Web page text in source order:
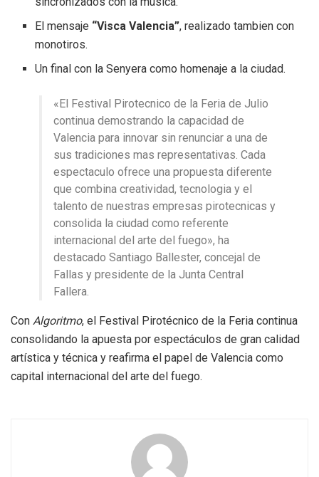
El mensaje “Visca Valencia”, realizado tambien con
monotiros.
Un final con la Senyera como homenaje a la ciudad.
«El Festival Pirotecnico de la Feria de Julio
continua demostrando la capacidad de
Valencia para innovar sin renunciar a una de
sus tradiciones mas representativas. Cada
espectaculo ofrece una propuesta diferente
que combina creatividad, tecnologia y el
talento de nuestras empresas pirotecnicas y
consolida la ciudad como referente
internacional del arte del fuego», ha
destacado Santiago Ballester, concejal de
Fallas y presidente de la Junta Central
Fallera.
Con Algoritmo, el Festival Pirotécnico de la Feria continua
consolidando la apuesta por espectáculos de gran calidad
artística y técnica y reafirma el papel de Valencia como
capital internacional del arte del fuego.